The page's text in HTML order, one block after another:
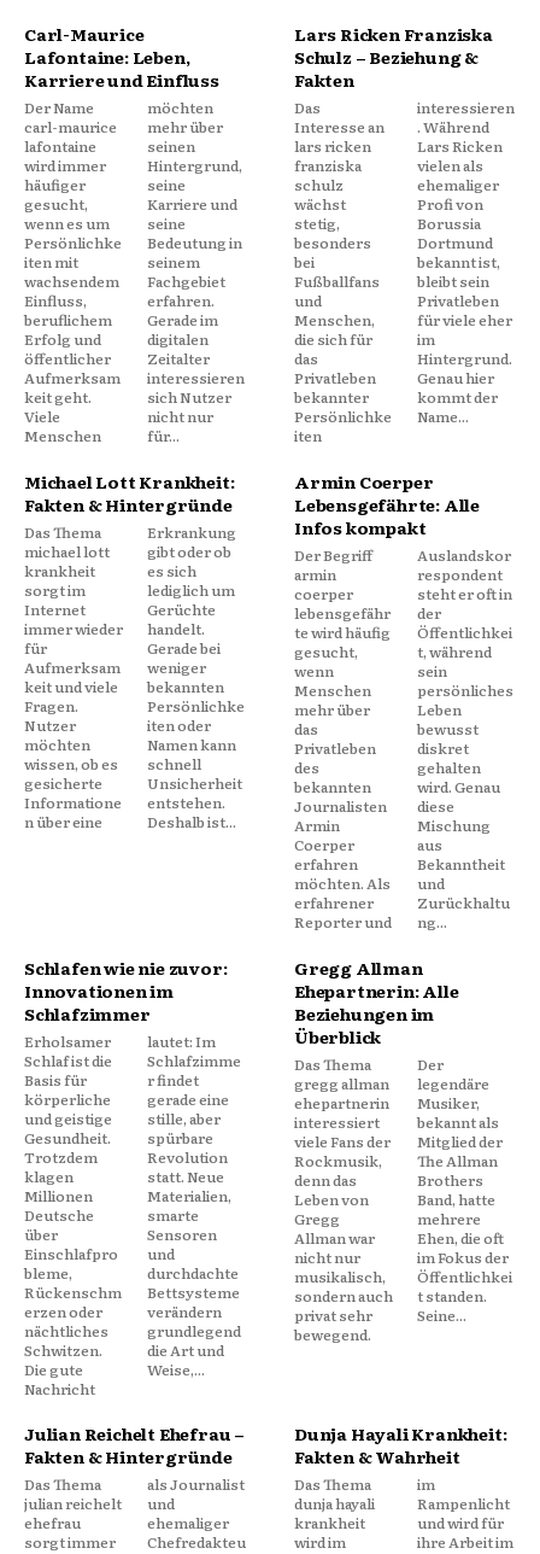
Carl-Maurice
Lafontaine: Leben,
Karriere und Einfluss
Der Name
carl-maurice
lafontaine
wird immer
häufiger
gesucht,
wenn es um
Persönlichke
iten mit
wachsendem
Einfluss,
beruflichem
Erfolg und
öffentlicher
Aufmerksam
keit geht.
Viele
Menschen
möchten
mehr über
seinen
Hintergrund,
seine
Karriere und
seine
Bedeutung in
seinem
Fachgebiet
erfahren.
Gerade im
digitalen
Zeitalter
interessieren
sich Nutzer
nicht nur
für...
Lars Ricken Franziska
Schulz – Beziehung &
Fakten
Das
Interesse an
lars ricken
franziska
schulz
wächst
stetig,
besonders
bei
Fußballfans
und
Menschen,
die sich für
das
Privatleben
bekannter
Persönlichke
iten
interessieren
. Während
Lars Ricken
vielen als
ehemaliger
Profi von
Borussia
Dortmund
bekannt ist,
bleibt sein
Privatleben
für viele eher
im
Hintergrund.
Genau hier
kommt der
Name...
Michael Lott Krankheit:
Fakten & Hintergründe
Das Thema
michael lott
krankheit
sorgt im
Internet
immer wieder
für
Aufmerksam
keit und viele
Fragen.
Nutzer
möchten
wissen, ob es
gesicherte
Informatione
n über eine
Erkrankung
gibt oder ob
es sich
lediglich um
Gerüchte
handelt.
Gerade bei
weniger
bekannten
Persönlichke
iten oder
Namen kann
schnell
Unsicherheit
entstehen.
Deshalb ist...
Armin Coerper
Lebensgefährte: Alle
Infos kompakt
Der Begriff
armin
coerper
lebensgefähr
te wird häufig
gesucht,
wenn
Menschen
mehr über
das
Privatleben
des
bekannten
Journalisten
Armin
Coerper
erfahren
möchten. Als
erfahrener
Reporter und
Auslandskor
respondent
steht er oft in
der
Öffentlichkei
t, während
sein
persönliches
Leben
bewusst
diskret
gehalten
wird. Genau
diese
Mischung
aus
Bekanntheit
und
Zurückhaltu
ng...
Schlafen wie nie zuvor:
Innovationen im
Schlafzimmer
Erholsamer
Schlaf ist die
Basis für
körperliche
und geistige
Gesundheit.
Trotzdem
klagen
Millionen
Deutsche
über
Einschlafpro
bleme,
Rückenschm
erzen oder
nächtliches
Schwitzen.
Die gute
Nachricht
lautet: Im
Schlafzimme
r findet
gerade eine
stille, aber
spürbare
Revolution
statt. Neue
Materialien,
smarte
Sensoren
und
durchdachte
Bettsysteme
verändern
grundlegend
die Art und
Weise,...
Gregg Allman
Ehepartnerin: Alle
Beziehungen im
Überblick
Das Thema
gregg allman
ehepartnerin
interessiert
viele Fans der
Rockmusik,
denn das
Leben von
Gregg
Allman war
nicht nur
musikalisch,
sondern auch
privat sehr
bewegend.
Der
legendäre
Musiker,
bekannt als
Mitglied der
The Allman
Brothers
Band, hatte
mehrere
Ehen, die oft
im Fokus der
Öffentlichkei
t standen.
Seine...
Julian Reichelt Ehefrau –
Fakten & Hintergründe
Das Thema
julian reichelt
ehefrau
sorgt immer
als Journalist
und
ehemaliger
Chefredakteu
Dunja Hayali Krankheit:
Fakten & Wahrheit
Das Thema
dunja hayali
krankheit
wird im
im
Rampenlicht
und wird für
ihre Arbeit im